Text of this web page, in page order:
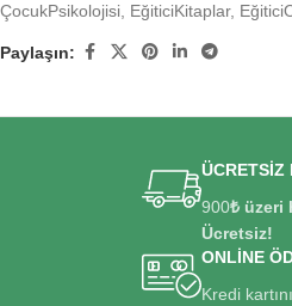
ÇocukPsikolojisi EğiticiKitaplar,
Paylaşın:
ÜCRETSİZ
900₺ üzeri
Ücretsiz!
ONLİNE
Kredi